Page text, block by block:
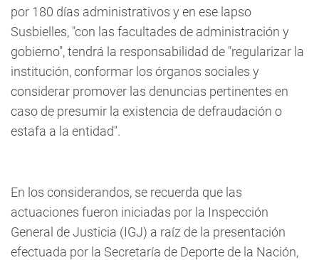
por 180 días administrativos y en ese lapso
Susbielles, "con las facultades de administración y
gobierno", tendrá la responsabilidad de "regularizar la
institución, conformar los órganos sociales y
considerar promover las denuncias pertinentes en
caso de presumir la existencia de defraudación o
estafa a la entidad".
En los considerandos, se recuerda que las
actuaciones fueron iniciadas por la Inspección
General de Justicia (IGJ) a raíz de la presentación
efectuada por la Secretaría de Deporte de la Nación,